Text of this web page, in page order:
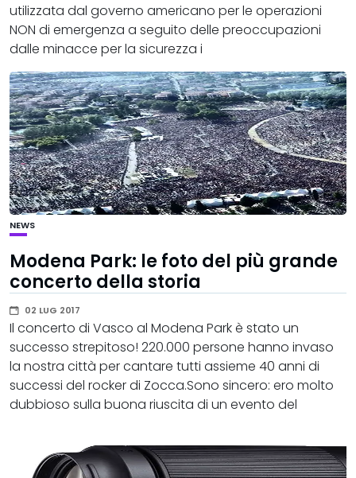
utilizzata dal governo americano per le operazioni
NON di emergenza a seguito delle preoccupazioni
dalle minacce per la sicurezza i
NEWS
Modena Park: le foto del più grande
concerto della storia
02 LUG 2017
Il concerto di Vasco al Modena Park è stato un
successo strepitoso! 220.000 persone hanno invaso
la nostra città per cantare tutti assieme 40 anni di
successi del rocker di Zocca.Sono sincero: ero molto
dubbioso sulla buona riuscita di un evento del